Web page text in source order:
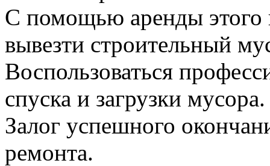
С помощью аренды этого
вывезти строительный
Воспользоваться
спуска и загрузки мусора.
Залог успешного
ремонта.